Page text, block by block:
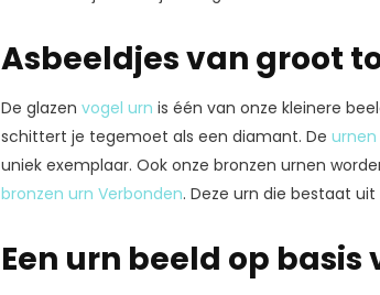
Asbeeldjes van groot
De glazen vogel urn is één van onze kleinere
schittert je tegemoet als een diamant. De urnen
uniek exemplaar. Ook onze bronzen urnen
bronzen urn Verbonden. Deze urn die bestaat
Een urn beeld op